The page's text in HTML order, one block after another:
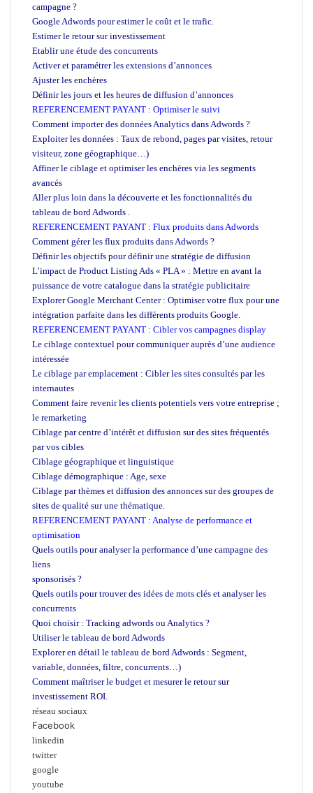
campagne ?
Google Adwords pour estimer le coût et le trafic.
Estimer le retour sur investissement
Etablir une étude des concurrents
Activer et paramétrer les extensions d’annonces
Ajuster les enchères
Définir les jours et les heures de diffusion d’annonces
REFERENCEMENT PAYANT : Optimiser le suivi
Comment importer des données Analytics dans Adwords ?
Exploiter les données : Taux de rebond, pages par visites, retour
visiteur, zone géographique…)
Affiner le ciblage et optimiser les enchères via les segments
avancés
Aller plus loin dans la découverte et les fonctionnalités du
tableau de bord Adwords .
REFERENCEMENT PAYANT : Flux produits dans Adwords
Comment gérer les flux produits dans Adwords ?
Définir les objectifs pour définir une stratégie de diffusion
L’impact de Product Listing Ads « PLA » : Mettre en avant la
puissance de votre catalogue dans la stratégie publicitaire
Explorer Google Merchant Center : Optimiser votre flux pour une
intégration parfaite dans les différents produits Google.
REFERENCEMENT PAYANT : Cibler vos campagnes display
Le ciblage contextuel pour communiquer auprès d’une audience
intéressée
Le ciblage par emplacement : Cibler les sites consultés par les
internautes
Comment faire revenir les clients potentiels vers votre entreprise ;
le remarketing
Ciblage par centre d’intérêt et diffusion sur des sites fréquentés
par vos cibles
Ciblage géographique et linguistique
Ciblage démographique : Age, sexe
Ciblage par thèmes et diffusion des annonces sur des groupes de
sites de qualité sur une thématique.
REFERENCEMENT PAYANT : Analyse de performance et
optimisation
Quels outils pour analyser la performance d’une campagne des
liens
sponsorisés ?
Quels outils pour trouver des idées de mots clés et analyser les
concurrents
Quoi choisir : Tracking adwords ou Analytics ?
Utiliser le tableau de bord Adwords
Explorer en détail le tableau de bord Adwords : Segment,
variable, données, filtre, concurrents…)
Comment maîtriser le budget et mesurer le retour sur
investissement ROI.
réseau sociaux
Facebook
linkedin
twitter
google
youtube